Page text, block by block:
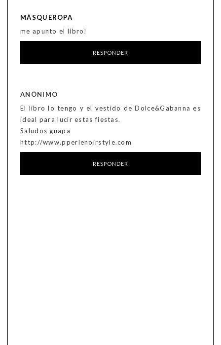
MÁSQUEROPA
me apunto el libro!
RESPONDER
ANÓNIMO
El libro lo tengo y el vestido de Dolce&Gabanna es
ideal para lucir estas fiestas.
Saludos guapa
http://www.pperlenoirstyle.com
RESPONDER